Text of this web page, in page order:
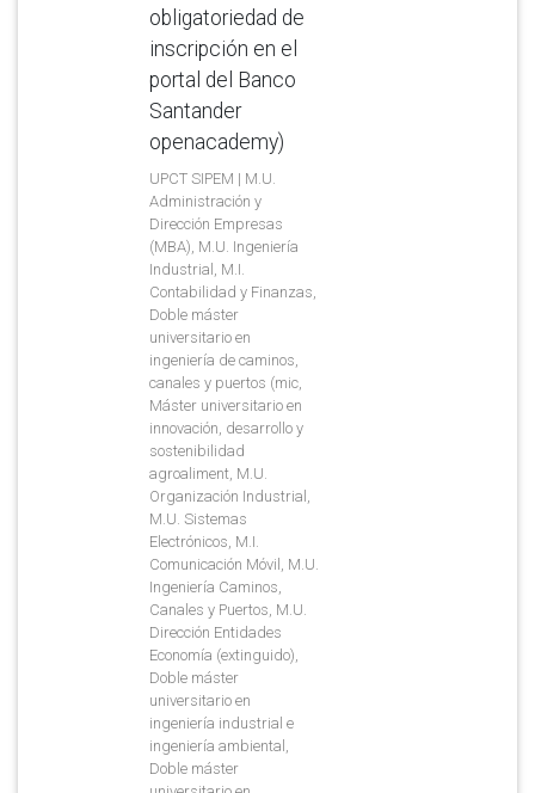
obligatoriedad de
inscripción en el
portal del Banco
Santander
openacademy)
UPCT SIPEM | M.U.
Administración y
Dirección Empresas
(MBA), M.U. Ingeniería
Industrial, M.I.
Contabilidad y Finanzas,
Doble máster
universitario en
ingeniería de caminos,
canales y puertos (mic,
Máster universitario en
innovación, desarrollo y
sostenibilidad
agroaliment, M.U.
Organización Industrial,
M.U. Sistemas
Electrónicos, M.I.
Comunicación Móvil, M.U.
Ingeniería Caminos,
Canales y Puertos, M.U.
Dirección Entidades
Economía (extinguido),
Doble máster
universitario en
ingeniería industrial e
ingeniería ambiental,
Doble máster